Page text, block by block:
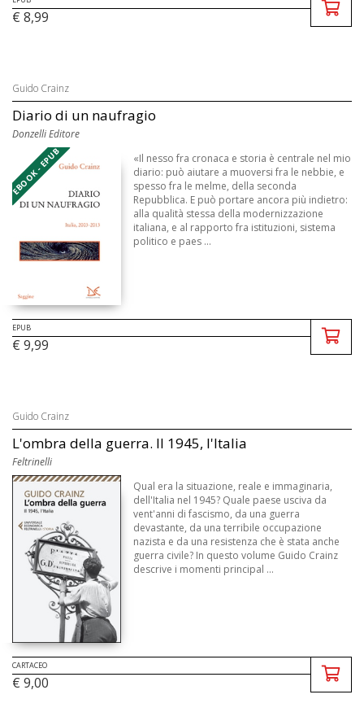
€ 8,99
Guido Crainz
Diario di un naufragio
Donzelli Editore
EBOOK - EPUB
«Il nesso fra cronaca e storia è centrale nel mio
diario: può aiutare a muoversi fra le nebbie, e
spesso fra le melme, della seconda
Repubblica. E può portare ancora più indietro:
alla qualità stessa della modernizzazione
italiana, e al rapporto fra istituzioni, sistema
politico e paes ...
EPUB
€ 9,99
Guido Crainz
L'ombra della guerra. Il 1945, l'Italia
Feltrinelli
Qual era la situazione, reale e immaginaria,
dell'Italia nel 1945? Quale paese usciva da
vent'anni di fascismo, da una guerra
devastante, da una terribile occupazione
nazista e da una resistenza che è stata anche
guerra civile? In questo volume Guido Crainz
descrive i momenti principal ...
CARTACEO
€ 9,00